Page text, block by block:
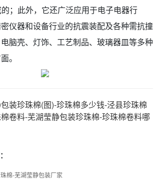
；此外，它还广泛应用于电子电器行
仪器和设备行业的抗震装配及各种需抗撞
脑壳、灯饰、工艺制品、玻璃器皿等多种
。
装珍珠棉(图)-珍珠棉多少钱-泾县珍珠棉
卷料-芜湖莹静包装珍珠棉-珍珠棉卷料哪
棉-芜湖莹静包装厂家